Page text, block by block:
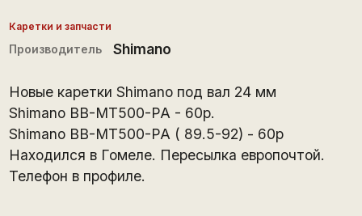
Каретки и запчасти
Производитель Shimano
Новые каретки Shimano под вал 24 мм
Shimano BB-MT500-PA - 60p.
Shimano BB-MT500-PA ( 89.5-92) - 60p
Находился в Гомеле. Пересылка европочтой.
Телефон в профиле.